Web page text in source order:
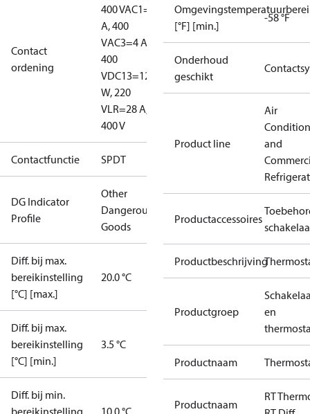
Contact
ordening
400 VAC1=10
A, 400
VAC3=4 A,
400
VDC13=12
W, 220
VLR=28 A,
400 V
Contactfunctie SPDT
DG Indicator
Profile
Other
Dangerous
Goods
Diff. bij max.
bereikinstelling
[°C] [max.]
20.0 °C
Diff. bij max.
bereikinstelling
[°C] [min.]
3.5 °C
Diff. bij min.
bereikinstelling
10.0 °C
[°F] [min.]
-58 °F
Onderhoud
geschikt
Product line
Air
and
Productaccessoires
Productbeschrijving
Productgroep
en
Productnaam
Productnaam
RT